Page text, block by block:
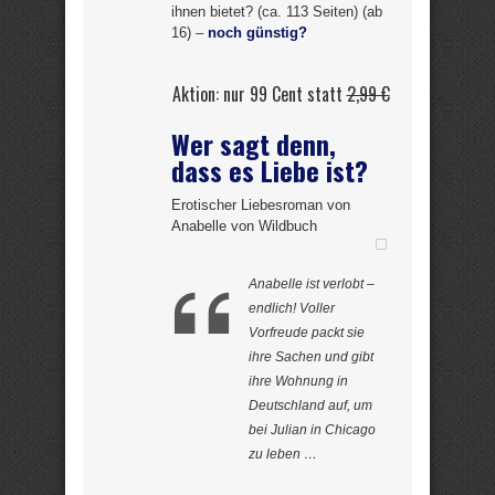
ihnen bietet? (ca. 113 Seiten) (ab
16) – noch günstig?
Aktion: nur 99 Cent statt2,99 €
Wer sagt denn,
dass es Liebe ist?
Erotischer Liebesroman von
Anabelle von Wildbuch
Anabelle ist verlobt –
endlich! Voller
Vorfreude packt sie
ihre Sachen und gibt
ihre Wohnung in
Deutschland auf, um
bei Julian in Chicago
zu leben …